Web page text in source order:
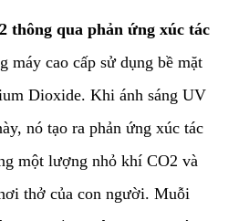
thông qua phản ứng xúc tác
máy cao cấp sử dụng bề mặt
Dioxide. Khi ánh sáng UV
nó tạo ra phản ứng xúc tác
một lượng nhỏ khí CO2 và
thở của con người. Muỗi